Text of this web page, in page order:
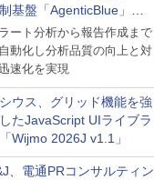
基盤「AgenticBlue」を
ート分析から報告作成まで
動化し分析品質の向上と対
速化を実現
シウス、グリッド機能を強
たJavaScript UIライブラ
Wijmo 2026J v1.1」
、電通PRコンサルティン